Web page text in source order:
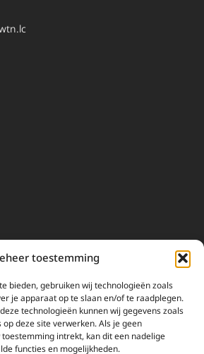
toestemming
bieden, gebruiken wij technologieën zoals
je apparaat op te slaan en/of te raadplegen.
technologieën kunnen wij gegevens zoals
deze site verwerken. Als je geen
intrekt, kan dit een nadelige
functies en mogelijkheden.